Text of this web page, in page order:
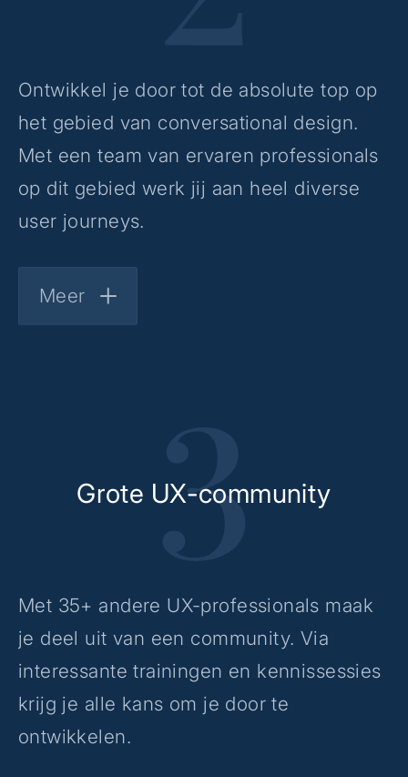
Ontwikkel je door tot de absolute top op
het gebied van conversational design.
Met een team van ervaren professionals
op dit gebied werk jij aan heel diverse
user journeys.
Meer
Grote UX-community
Met 35+ andere UX-professionals maak
je deel uit van een community. Via
interessante trainingen en kennissessies
krijg je alle kans om je door te
ontwikkelen.